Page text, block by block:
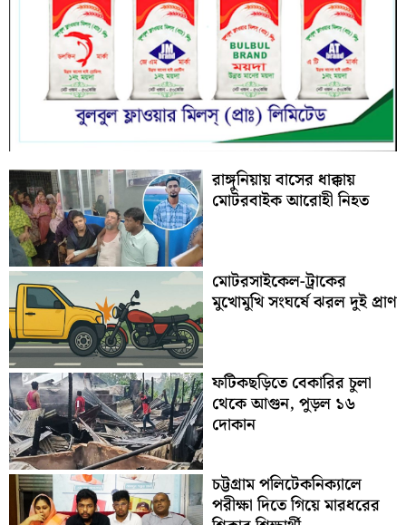
রাঙ্গুনিয়ায় বাসের ধাক্কায়
মোটরবাইক আরোহী নিহত
মোটরসাইকেল-ট্রাকের
মুখোমুখি সংঘর্ষে ঝরল দুই প্রাণ
ফটিকছড়িতে বেকারির চুলা
থেকে আগুন, পুড়ল ১৬
দোকান
চট্টগ্রাম পলিটেকনিক্যালে
পরীক্ষা দিতে গিয়ে মারধরের